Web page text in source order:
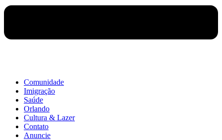
Comunidade
Imigração
Saúde
Orlando
Cultura & Lazer
Contato
Anuncie